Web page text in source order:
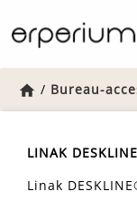
Home
/ Bureau-
LINAK
Linak